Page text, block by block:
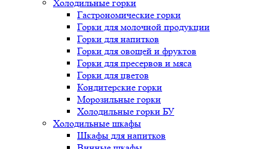
Холодильные горки
Гастрономические горки
Горки для молочной продукции
Горки для напитков
Горки для овощей и фруктов
Горки для пресервов и мяса
Горки для цветов
Кондитерские горки
Морозильные горки
Холодильные горки БУ
Холодильные шкафы
Шкафы для напитков